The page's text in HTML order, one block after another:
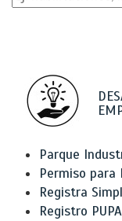
Parque
Permiso para
Registra
Registro